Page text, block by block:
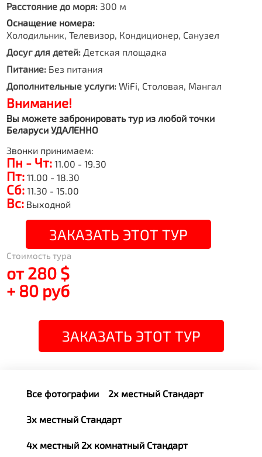
Расстояние до моря: 300 м
Оснащение номера:
Холодильник, Телевизор, Кондиционер, Санузел
Досуг для детей: Детская площадка
Питание: Без питания
Дополнительные услуги: WiFi, Столовая, Мангал
Внимание!
Вы можете забронировать тур из любой точки
Беларуси УДАЛЕННО
Звонки принимаем:
Пн - Чт: 11.00 - 19.30
Пт: 11.00 - 18.30
Сб: 11.30 - 15.00
Вс: Выходной
ЗАКАЗАТЬ ЭТОТ ТУР
Стоимость тура
от 280 $
+ 80 руб
ЗАКАЗАТЬ ЭТОТ ТУР
Все фотографии 2х местный Стандарт
3х местный Стандарт
4х местный 2х комнатный Стандарт